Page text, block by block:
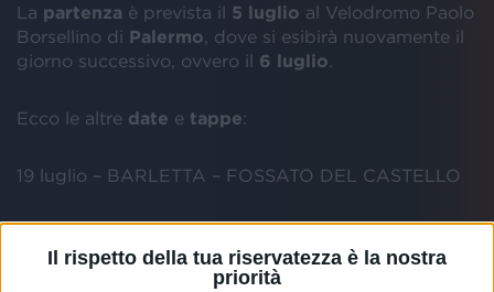
Il rispetto della tua riservatezza è la nostra
priorità
La partenza è prevista il 5 luglio al Velodromo Paolo
Borsellino di Palermo , dove si esibirà nuovamente il
giorno successivo, ovvero il 6 luglio
Ecco le altre date e tappe:
19 luglio – BARLETTA – FOSSATO DEL CASTELLO
FORUM EVENTI